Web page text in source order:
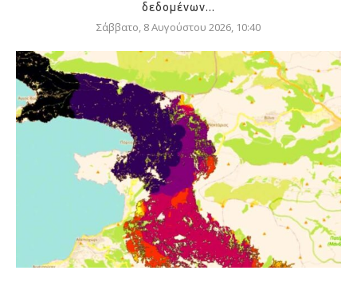
δεδομένων...
Σάββατο, 8 Αυγούστου 2026, 10:40